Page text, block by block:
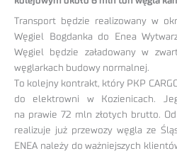
Transport będzie realizowany w
Węgiel Bogdanka do Enea
Węgiel będzie załadowany w
węglarkach budowy normalnej.
To kolejny kontrakt, który PKP
do elektrowni w Kozienicach.
na prawie 72 mln złotych brutto.
realizuje już przewozy węgla ze
ENEA należy do ważniejszych